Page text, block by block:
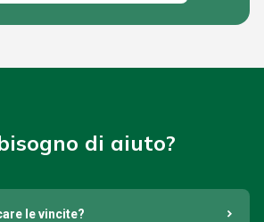
di aiuto?
le vincite?